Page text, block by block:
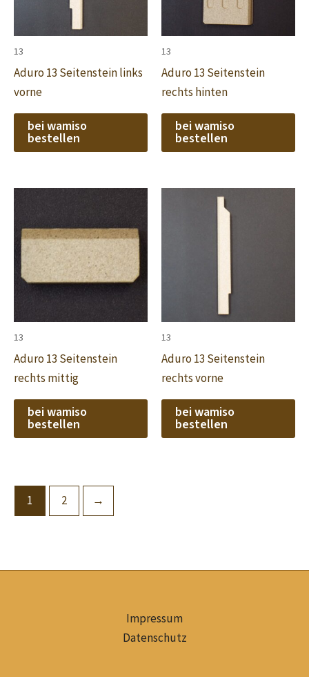
13
Aduro 13 Seitenstein links
vorne
bei wamiso
bestellen
13
Aduro 13 Seitenstein
rechts hinten
bei wamiso
bestellen
13
Aduro 13 Seitenstein
rechts mittig
bei wamiso
bestellen
13
Aduro 13 Seitenstein
rechts vorne
bei wamiso
bestellen
1 2 →
Impressum
Datenschutz